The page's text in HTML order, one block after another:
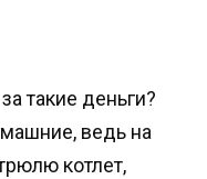
такие деньги?
ведь на
котлет,